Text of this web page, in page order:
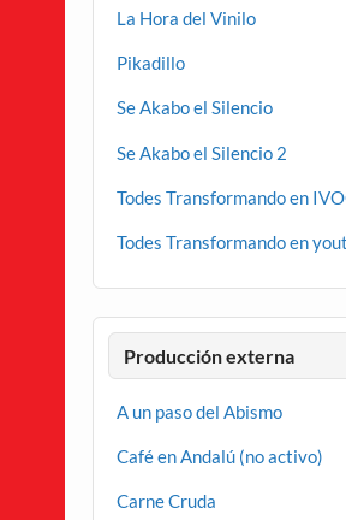
La Hora del Vinilo
Pikadillo
Se Akabo el Silencio
Se Akabo el Silencio 2
Todes Transformando en
Todes Transformando en
Producción externa
A un paso del Abismo
Café en Andalú (no activo)
Carne Cruda